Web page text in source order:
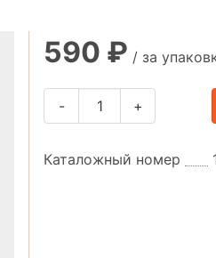
590 ₽ / за
- +
Каталожный номер